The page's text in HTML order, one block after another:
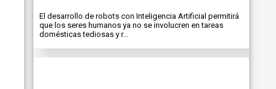
El desarrollo de robots con Inteligencia Artificial permitirá
que los seres humanos ya no se involucren en tareas
domésticas tediosas y r...